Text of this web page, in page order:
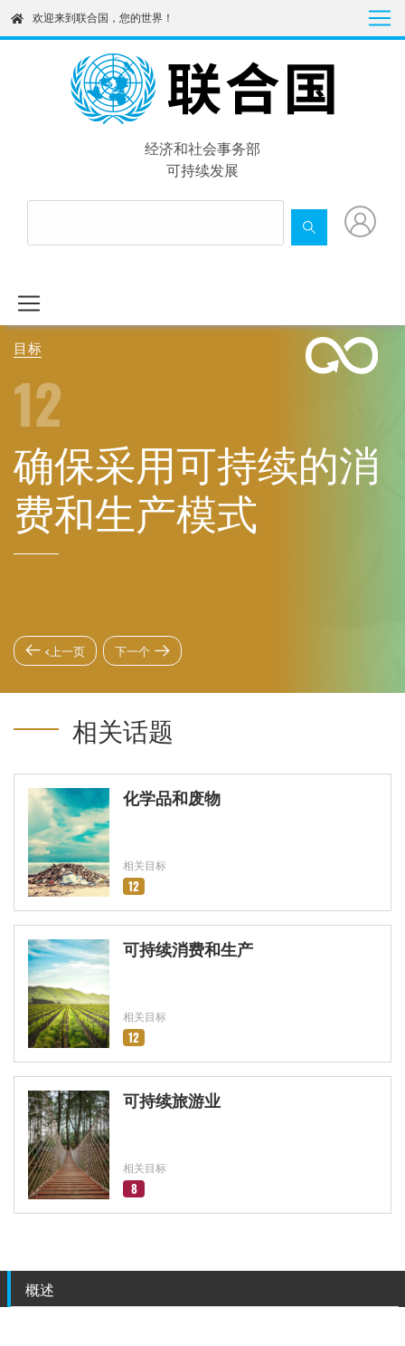
content
欢迎来到联合国，您的世界！
经济和社会事务部
可持续发展
目标
12
确保采用可持续的消
费和生产模式
<上一页 下一个
相关话题
化学品和废物
相关目标
12
可持续消费和生产
相关目标
12
可持续旅游业
相关目标
8
概述